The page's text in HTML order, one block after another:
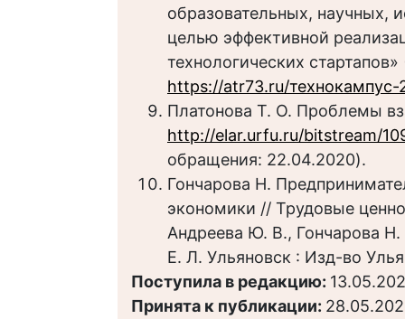
образовательных, научных,
целью эффективной
технологических
https://atr73.ru/технокампус-
Платонова Т. О. Проблемы
http://elar.urfu.ru/bitstream/
обращения: 22.04.2020).
Гончарова Н.
экономики // Трудовые
Андреева Ю. В., Гончарова
Е. Л. Ульяновск : Изд-во
Поступила в редакцию:
Принята к публикации: